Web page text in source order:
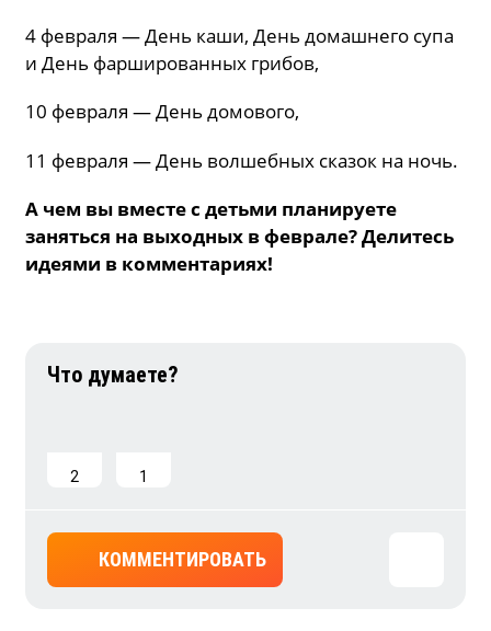
4 февраля — День каши, День домашнего супа
и День фаршированных грибов,
10 февраля — День домового,
11 февраля — День волшебных сказок на ночь.
А чем вы вместе с детьми планируете
заняться на выходных в феврале? Делитесь
идеями в комментариях!
2 1
КОММЕНТИРОВАТЬ